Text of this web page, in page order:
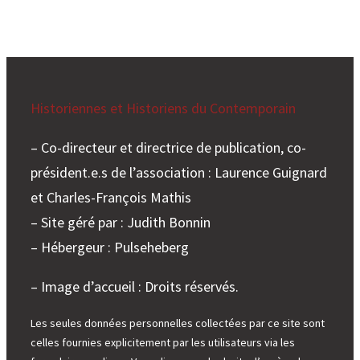
Historiennes et Historiens du Contemporain
– Co-directeur et directrice de publication, co-
président.e.s de l’association : Laurence Guignard
et Charles-François Mathis
– Site géré par : Judith Bonnin
– Hébergeur : Pulseheberg
– Image d’accueil : Droits réservés.
Les seules données personnelles collectées par ce site sont
celles fournies explicitement par les utilisateurs via les